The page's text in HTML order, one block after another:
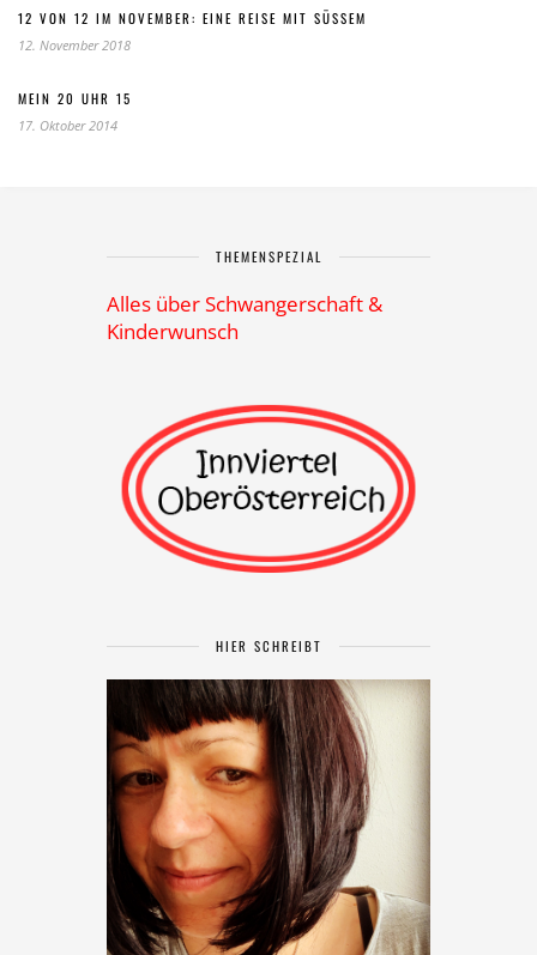
12 VON 12 IM NOVEMBER: EINE REISE MIT SÜSSEM
12. November 2018
MEIN 20 UHR 15
17. Oktober 2014
THEMENSPEZIAL
Alles über Schwangerschaft &
Kinderwunsch
HIER SCHREIBT